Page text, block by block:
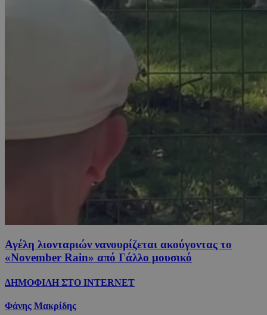
Αγέλη λιονταριών νανουρίζεται ακούγοντας το
«November Rain» από Γάλλο μουσικό
ΔΗΜΟΦΙΛΗ ΣΤΟ INTERNET
Φάνης Μακρίδης